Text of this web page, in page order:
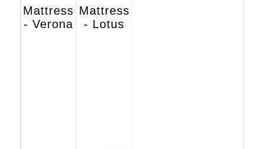
Mattress
- Verona
Mattress
- Lotus